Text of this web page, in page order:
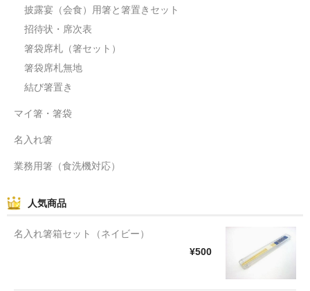
披露宴（会食）用箸と箸置きセット
招待状・席次表
箸袋席札（箸セット）
箸袋席札無地
結び箸置き
マイ箸・箸袋
名入れ箸
業務用箸（食洗機対応）
人気商品
名入れ箸箱セット（ネイビー）
¥500